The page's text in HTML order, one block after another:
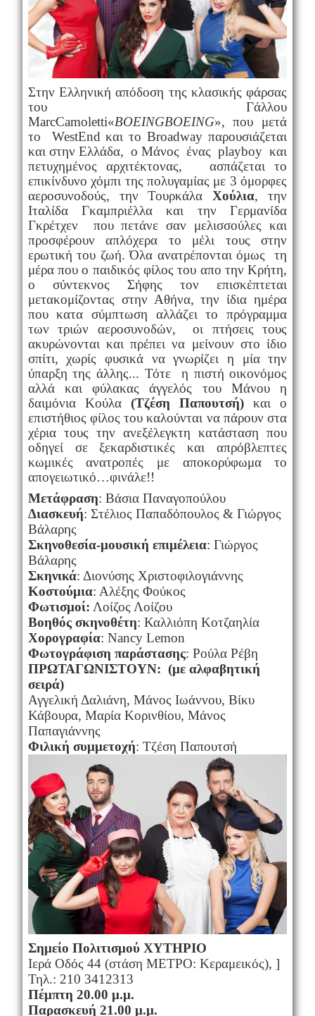
Στην Ελληνική απόδοση της κλασικής φάρσας
του Γάλλου
MarcCamoletti«BOEINGBOEING», που μετά
το WestEndκαι το Βroadway παρουσιάζεται
και στην Ελλάδα, ο Μάνος έναςplayboy και
πετυχημένος αρχιτέκτονας, ασπάζεται το
επικίνδυνο χόμπι της πολυγαμίας με 3 όμορφες
αεροσυνοδούς, την Τουρκάλα Χούλια, την
Ιταλίδα Γκαμπριέλλα και την Γερμανίδα
Γκρέτχεν που πετάνε σαν μελισσούλες και
προσφέρουν απλόχερα το μέλι τους στην
ερωτική του ζωή. Όλα ανατρέπονται όμως τη
μέρα που ο παιδικός φίλος του απο την Κρήτη,
ο σύντεκνος Σήφης τον επισκέπτεται
μετακομίζοντας στην Αθήνα, την ίδια ημέρα
που κατα σύμπτωση αλλάζει το πρόγραμμα
των τριών αεροσυνοδών, οι πτήσεις τους
ακυρώνονται και πρέπει να μείνουν στο ίδιο
σπίτι, χωρίς φυσικά να γνωρίζει η μία την
ύπαρξη της άλλης... Τότε η πιστή οικονόμος
αλλά και φύλακας άγγελός του Μάνου η
δαιμόνια Κούλα (Τζέση Παπουτσή)και ο
επιστήθιος φίλος του καλούνται να πάρουν στα
χέρια τους την ανεξέλεγκτη κατάσταση που
οδηγεί σε ξεκαρδιστικές και απρόβλεπτες
κωμικές ανατροπές με αποκορύφωμα το
απογειωτικό…φινάλε!!
Μετάφραση: Βάσια Παναγοπούλου
Διασκευή: Στέλιος Παπαδόπουλος & Γιώργος
Βάλαρης
Σκηνοθεσία-μουσική επιμέλεια: Γιώργος
Βάλαρης
Σκηνικά: Διονύσης Χριστοφιλογιάννης
Κοστούμια: Αλέξης Φούκος
Φωτισμοί: Λοίζος Λοίζου
Βοηθός σκηνοθέτη: Καλλιόπη Κοτζαηλία
Χορογραφία: Nancy Lemon
Φωτογράφιση παράστασης: Ρούλα Ρέβη
ΠΡΩΤΑΓΩΝΙΣΤΟΥΝ: (με αλφαβητική
σειρά)
Αγγελική Δαλιάνη, Μάνος Ιωάννου, Βίκυ
Κάβουρα, Μαρία Κορινθίου, Μάνος
Παπαγιάννης
Φιλική συμμετοχή: Τζέση Παπουτσή
Σημείο Πολιτισμού ΧΥΤΗΡΙΟ
Ιερά Οδός 44 (στάση ΜΕΤΡΟ: Κεραμεικός), ]
Τηλ.: 210 3412313
Πέμπτη 20.00 μ.μ.
Παρασκευή 21.00 μ.μ.